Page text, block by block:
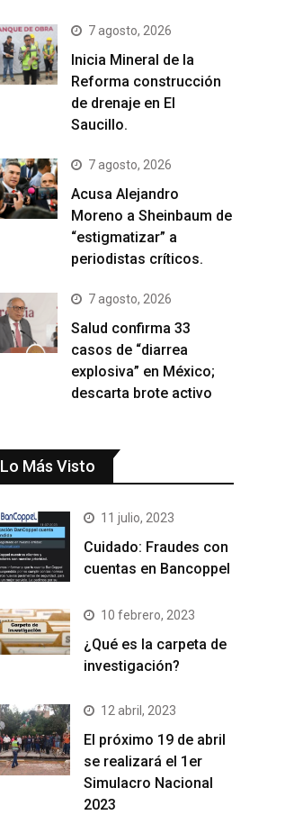
7 agosto, 2026
Inicia Mineral de la
Reforma construcción
de drenaje en El
Saucillo.
7 agosto, 2026
Acusa Alejandro
Moreno a Sheinbaum de
“estigmatizar” a
periodistas críticos.
7 agosto, 2026
Salud confirma 33
casos de “diarrea
explosiva” en México;
descarta brote activo
Lo Más Visto
11 julio, 2023
Cuidado: Fraudes con
cuentas en Bancoppel
10 febrero, 2023
¿Qué es la carpeta de
investigación?
12 abril, 2023
El próximo 19 de abril
se realizará el 1er
Simulacro Nacional
2023